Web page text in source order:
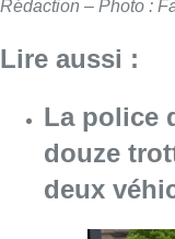
Rédaction – Photo :
Lire aussi :
La police
douze
deux